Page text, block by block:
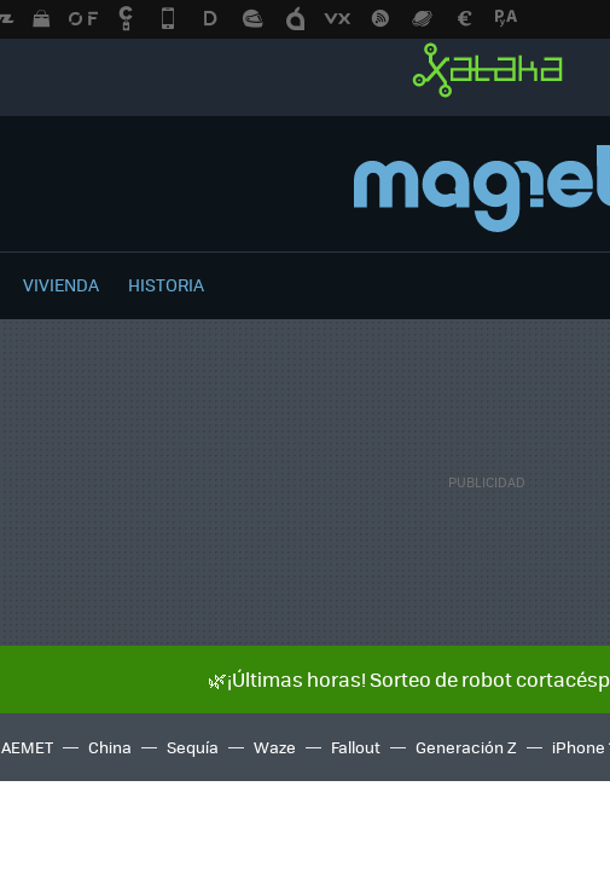
VIVIENDA HISTORIA
🌿¡Últimas horas! Sorteo de robot
AEMET China Sequía Waze Fallout Generación Z iPhone